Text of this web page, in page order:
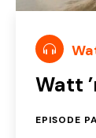
Watt
EPISODE